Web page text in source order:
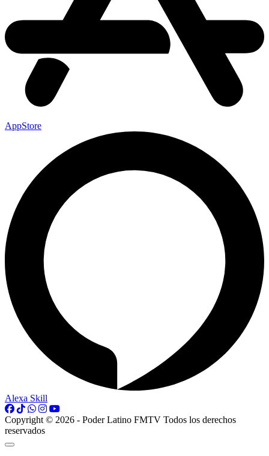
AppStore
Alexa Skill
Copyright © 2026 - Poder Latino FMTV Todos los derechos
reservados